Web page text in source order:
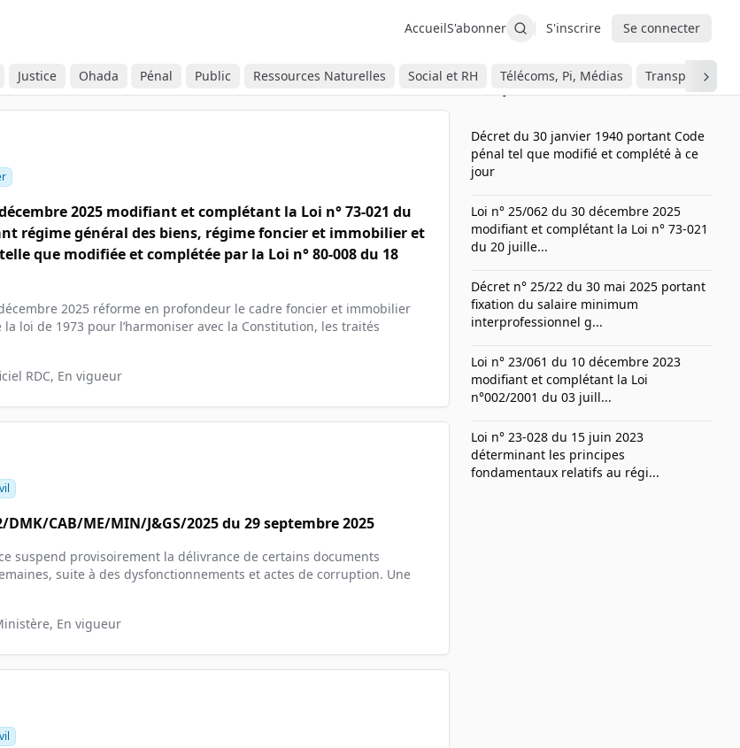
AccueilS'abonner S'inscrire Se connecter
Justice Ohada Pénal Public Ressources Naturelles Social et RH Télécoms, Pi, Médias Transport
2025 modifiant et complétant la Loi n° 73-021 du
régime général des biens, régime foncier et immobilier et
que modifiée et complétée par la Loi n° 80-008 du 18
2025 réforme en profondeur le cadre foncier et immobilier
la loi de 1973 pour l’harmoniser avec la Constitution, les traités
RDC, En vigueur
CAB/ME/MIN/J&GS/2025 du 29 septembre 2025
suspend provisoirement la délivrance de certains documents
suite à des dysfonctionnements et actes de corruption. Une
En vigueur
Les plus consultés
Décret du 30 janvier 1940 portant Code
pénal tel que modifié et complété à ce
jour
Loi n° 25/062 du 30 décembre 2025
modifiant et complétant la Loi n° 73-021
du 20 juille...
Décret n° 25/22 du 30 mai 2025 portant
fixation du salaire minimum
interprofessionnel g...
Loi n° 23/061 du 10 décembre 2023
modifiant et complétant la Loi
n°002/2001 du 03 juill...
Loi n° 23-028 du 15 juin 2023
déterminant les principes
fondamentaux relatifs au régi...